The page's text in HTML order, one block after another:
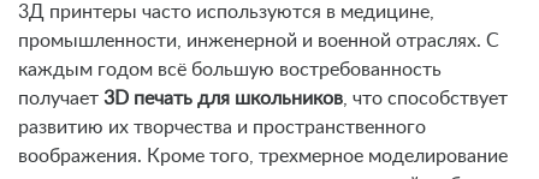
3Д принтеры часто используются в медицине,
промышленности, инженерной и военной отраслях. С
каждым годом всё большую востребованность
получает 3D печать для школьников , что способствует
развитию их творчества и пространственного
воображения. Кроме того, трехмерное моделирование